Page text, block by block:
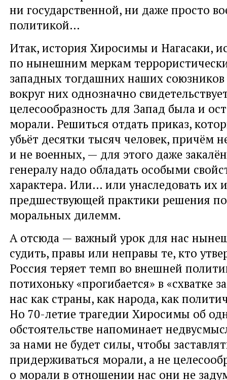
ни государственной, ни даже просто
политикой…
Итак, история Хиросимы и Нагасаки,
по нынешним меркам
западных тогдашних наших союзников
вокруг них однозначно
целесообразность для Запад была и
морали. Решиться отдать приказ,
убьёт десятки тысяч человек, причём
и не военных, — для этого даже
генералу надо обладать особыми
характера. Или… или унаследовать их
предшествующей практики решения
моральных дилемм.
А отсюда — важный урок для нас
судить, правы или неправы те, кто
Россия теряет темп во внешней
потихоньку «прогибается» в «схватке
нас как страны, как народа, как
Но 70-летие трагедии Хиросимы об
обстоятельстве напоминает
за нами не будет силы, чтобы
придерживаться морали, а не
о морали в отношении нас они не